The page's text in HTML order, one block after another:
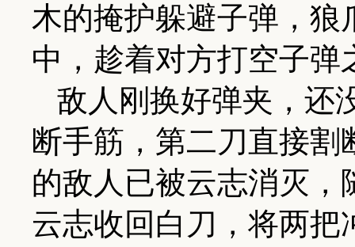
木的掩护躲避子弹，狼
中，趁着对方打空子弹
敌人刚换好弹夹，还
断手筋，第二刀直接
的敌人已被云志消灭
云志收回白刀，将两